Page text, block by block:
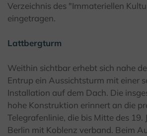
Verzeichnis des "Immateriellen
eingetragen.
Lattbergturm
Weithin sichtbar erhebt sich nahe
Entrup ein Aussichtsturm mit einer
Installation auf dem Dach. Die
hohe Konstruktion erinnert an die
Telegrafenlinie, die bis Mitte des 19.
Berlin mit Koblenz verband. Beim